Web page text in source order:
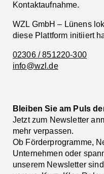
Kontaktaufnahme.
WZL GmbH – Lünens
diese Plattform initiiert
02306 / 851220-300
info@wzl.de
Bleiben Sie am Puls
Jetzt zum Newsletter
mehr verpassen.
Ob Förderprogramme,
Unternehmen oder
unserem Newsletter